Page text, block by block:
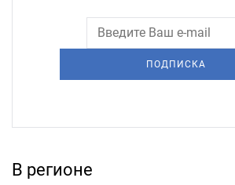
ПОДПИСКА
В регионе